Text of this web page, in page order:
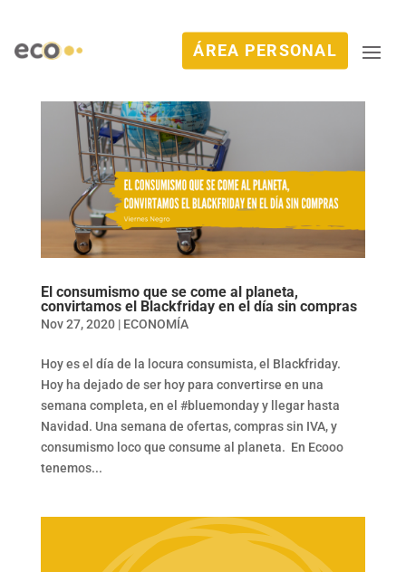
ÁREA PERSONAL
El consumismo que se come al planeta,
convirtamos el Blackfriday en el día sin compras
Nov 27, 2020| ECONOMÍA
Hoy es el día de la locura consumista, el Blackfriday.
Hoy ha dejado de ser hoy para convertirse en una
semana completa, en el #bluemonday y llegar hasta
Navidad. Una semana de ofertas, compras sin IVA, y
consumismo loco que consume al planeta. En Ecooo
tenemos...